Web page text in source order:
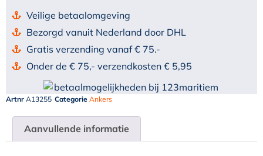
Veilige betaalomgeving
Bezorgd vanuit Nederland door DHL
Gratis verzending vanaf € 75.-
Onder de € 75,- verzendkosten € 5,95
Artnr A13255 Categorie Ankers
Aanvullende informatie